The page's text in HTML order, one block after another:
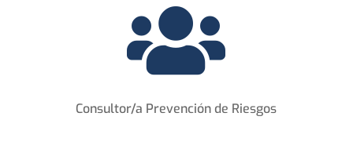

Consultor/a Prevención de Riesgos